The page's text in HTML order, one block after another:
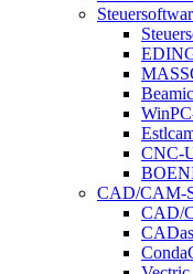
CNC-
CAD/CAM-
CAD/